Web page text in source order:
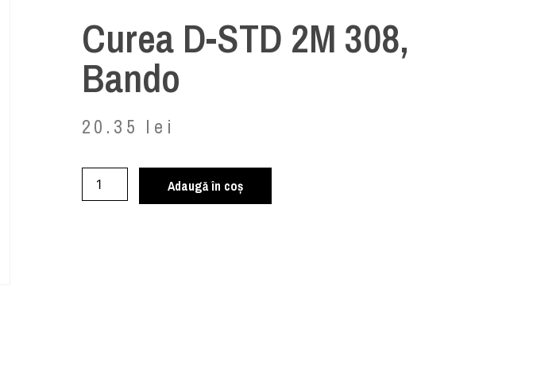
Curea D-STD 2M 308,
Bando
20.35 lei
Adaugă în coș